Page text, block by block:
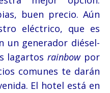
buen precio. Aún
eléctrico, que es
un generador diésel-
lagartosrainbowpor
comunes te darán
El hotel está en